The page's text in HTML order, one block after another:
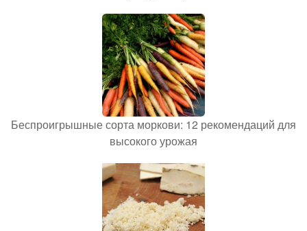
Беспроигрышные сорта моркови: 12 рекомендаций для
высокого урожая